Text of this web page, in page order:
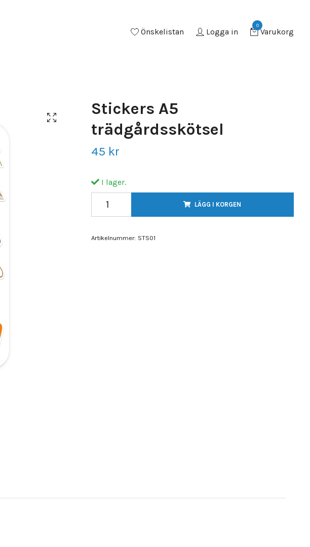
Önskelistan Logga in
0
Varukorg
Stickers A5
trädgårdsskötsel
45 kr
I lager.
LÄGG I KORGEN
Artikelnummer: STS01